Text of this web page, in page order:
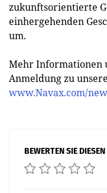
zukunftsorientierte
einhergehenden
um.
Mehr Informationen
Anmeldung zu
www.Navax.com/
BEWERTEN SIE